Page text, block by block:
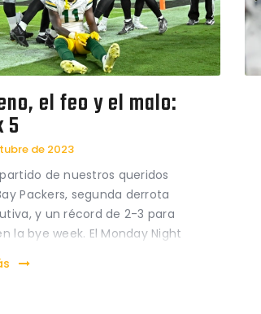
el feo y el malo:
5
de 2023
de nuestros queridos
Packers, segunda derrota
y un récord de 2-3 para
la bye week. El Monday Night
términos generales, un buen